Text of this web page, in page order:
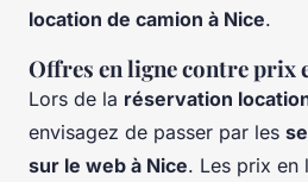
location de camion à Nice.
Offres en ligne contre prix
Lors de la réservation
envisagez de passer par les
sur le web à Nice. Les prix en